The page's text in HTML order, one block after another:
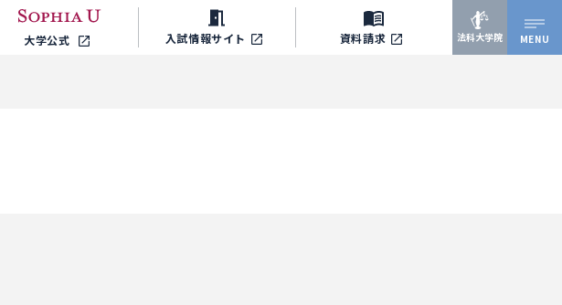
大学公式 入試情報サイト 資料請求 法科大学院 MENU